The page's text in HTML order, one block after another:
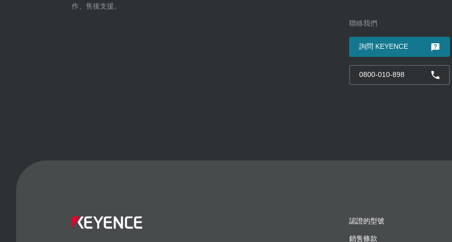
作、售後支援。
聯絡我們
詢問 KEYENCE
0800-010-898
認證的型號
銷售條款